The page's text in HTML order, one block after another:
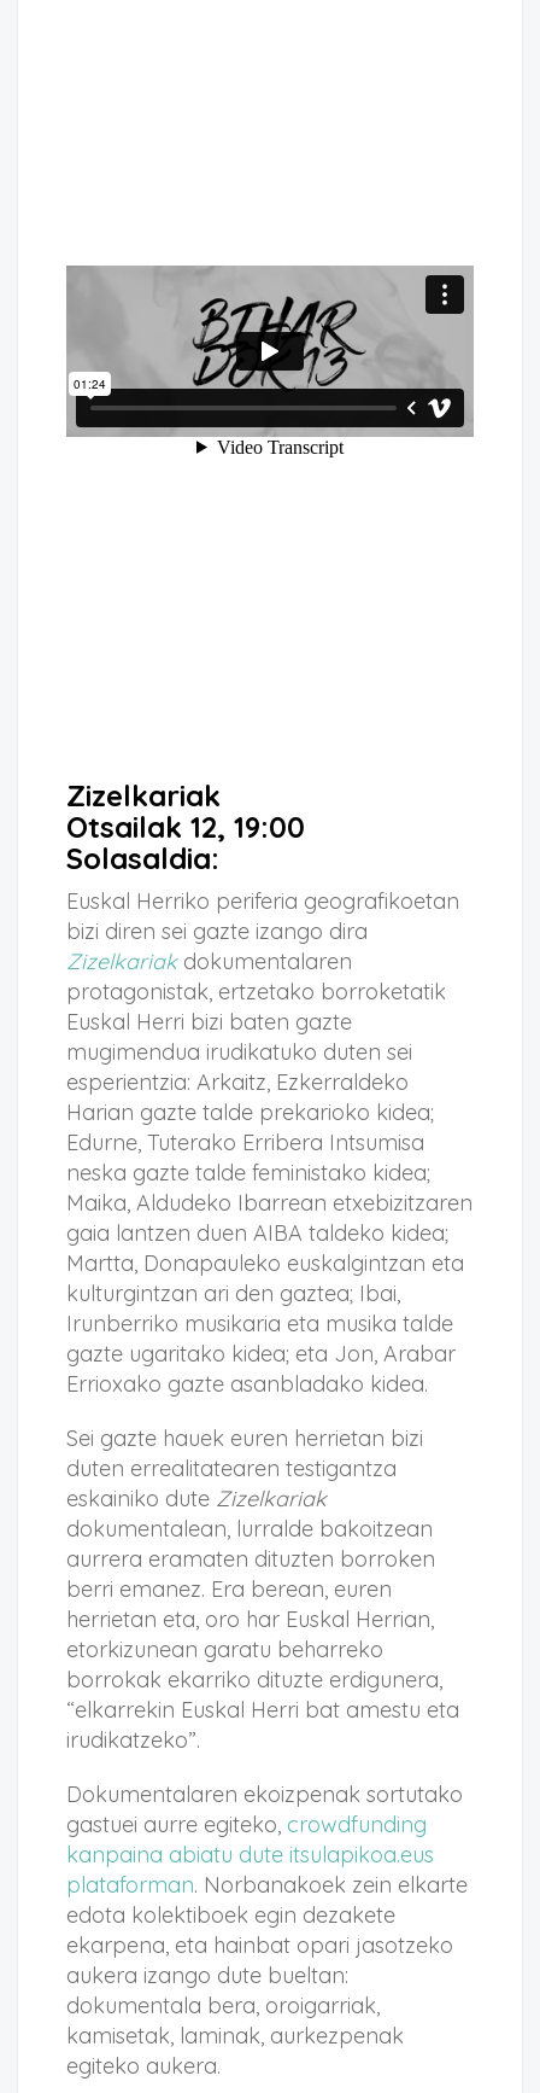
Zizelkariak
Otsailak 12, 19:00
Solasaldia:
Euskal Herriko periferia geografikoetan
bizi diren sei gazte izango dira
Zizelkariakdokumentalaren
protagonistak, ertzetako borroketatik
Euskal Herri bizi baten gazte
mugimendua irudikatuko duten sei
esperientzia: Arkaitz, Ezkerraldeko
Harian gazte talde prekarioko kidea;
Edurne, Tuterako Erribera Intsumisa
neska gazte talde feministako kidea;
Maika, Aldudeko Ibarrean etxebizitzaren
gaia lantzen duen AIBA taldeko kidea;
Martta, Donapauleko euskalgintzan eta
kulturgintzan ari den gaztea; Ibai,
Irunberriko musikaria eta musika talde
gazte ugaritako kidea; eta Jon, Arabar
Errioxako gazte asanbladako kidea.
Sei gazte hauek euren herrietan bizi
duten errealitatearen testigantza
eskainiko dute Zizelkariak
dokumentalean, lurralde bakoitzean
aurrera eramaten dituzten borroken
berri emanez. Era berean, euren
herrietan eta, oro har Euskal Herrian,
etorkizunean garatu beharreko
borrokak ekarriko dituzte erdigunera,
“elkarrekin Euskal Herri bat amestu eta
irudikatzeko”.
Dokumentalaren ekoizpenak sortutako
gastuei aurre egiteko, crowdfunding
kanpaina abiatu dute itsulapikoa.eus
plataforman. Norbanakoek zein elkarte
edota kolektiboek egin dezakete
ekarpena, eta hainbat opari jasotzeko
aukera izango dute bueltan:
dokumentala bera, oroigarriak,
kamisetak, laminak, aurkezpenak
egiteko aukera.